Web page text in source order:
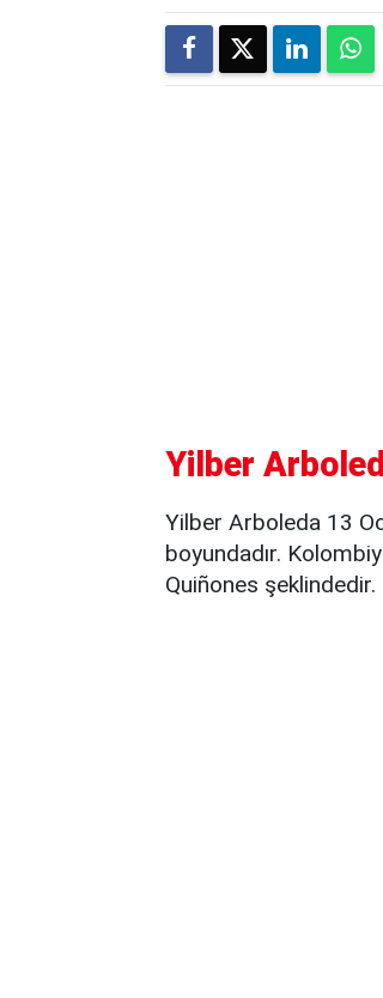
Yilber
Yilber Arboleda 13
boyundadır.
Quiñones şeklindedir.